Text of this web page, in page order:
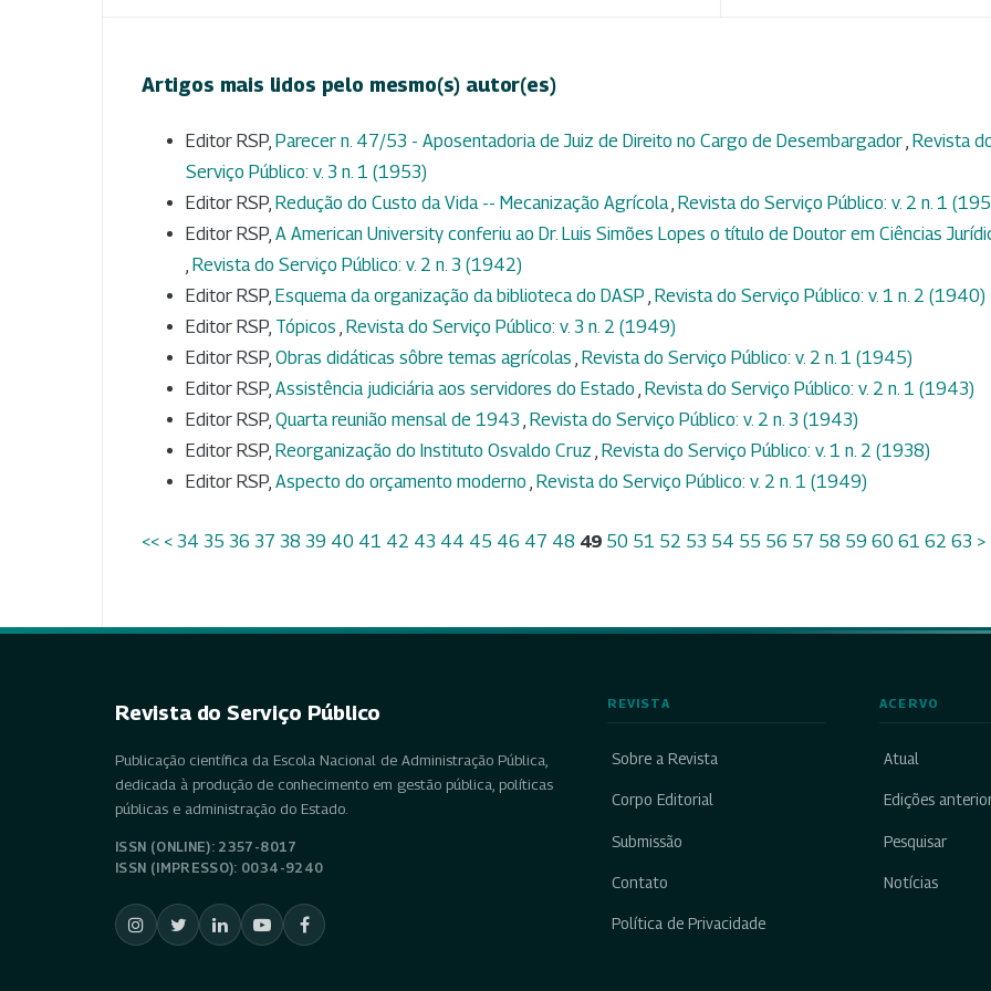
Artigos mais lidos pelo mesmo(s) autor(es)
Editor RSP, Parecer n. 47/53 - Aposentadoria de Juiz de Direito no Cargo de Desembargador, Revista
Serviço Público: v. 3 n. 1 (1953)
Editor RSP, Redução do Custo da Vida -- Mecanização Agrícola, Revista do Serviço Público: v. 2 n. 1
Editor RSP, A American University conferiu ao Dr. Luis Simões Lopes o título de Doutor em Ciências
, Revista do Serviço Público: v. 2 n. 3 (1942)
Editor RSP, Esquema da organização da biblioteca do DASP , Revista do Serviço Público: v. 1 n. 2 (1940)
Editor RSP, Tópicos , Revista do Serviço Público: v. 3 n. 2 (1949)
Editor RSP, Obras didáticas sôbre temas agrícolas , Revista do Serviço Público: v. 2 n. 1 (1945)
Editor RSP, Assistência judiciária aos servidores do Estado , Revista do Serviço Público: v. 2 n. 1 (1943)
Editor RSP, Quarta reunião mensal de 1943 , Revista do Serviço Público: v. 2 n. 3 (1943)
Editor RSP, Reorganização do Instituto Osvaldo Cruz , Revista do Serviço Público: v. 1 n. 2 (1938)
Editor RSP, Aspecto do orçamento moderno , Revista do Serviço Público: v. 2 n. 1 (1949)
<< < 34 35 36 37 38 39 40 41 42 43 44 45 46 47 48 49 50 51 52 53 54 55 56 57 58 59 60 61 62 63 >
Revista do Serviço Público
Publicação científica da Escola Nacional de Administração Pública,
dedicada à produção de conhecimento em gestão pública, políticas
públicas e administração do Estado.
ISSN (ONLINE): 2357-8017
ISSN (IMPRESSO): 0034-9240
REVISTA
Sobre a Revista
Corpo Editorial
Submissão
Contato
Política de Privacidade
ACERVO
Atual
Edições
Pesquisar
Notícias